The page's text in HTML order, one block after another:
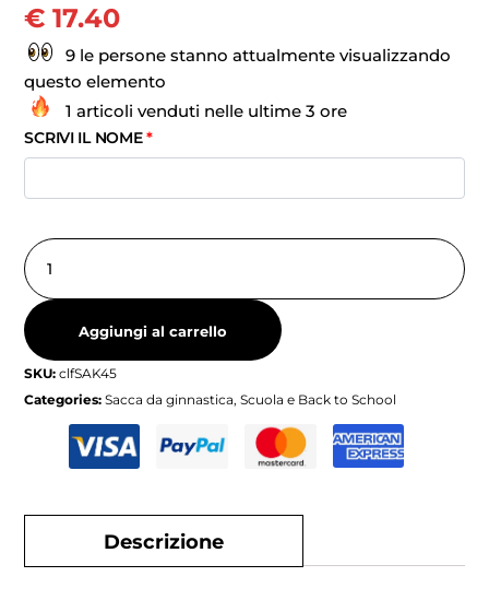
€ 17.40
9 le persone stanno attualmente visualizzando
questo elemento
1 articoli venduti nelle ultime 3 ore
SCRIVI IL NOME*
Aggiungi al carrello
SKU:clfSAK45
Categories:Sacca da ginnastica,Scuola e Back to School
Descrizione